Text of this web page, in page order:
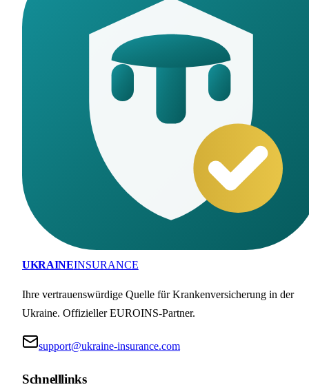
UKRAINEINSURANCE
Ihre vertrauenswürdige Quelle für Krankenversicherung in der
Ukraine. Offizieller EUROINS-Partner.
support@ukraine-insurance.com
Schnelllinks